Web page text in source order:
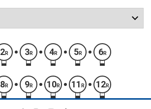
2R 3R 4R 5R 6R
8R 9R 10R 11 R 12R